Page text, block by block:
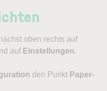
oben rechts auf
auf Einstellungen.
den Punkt Paper-